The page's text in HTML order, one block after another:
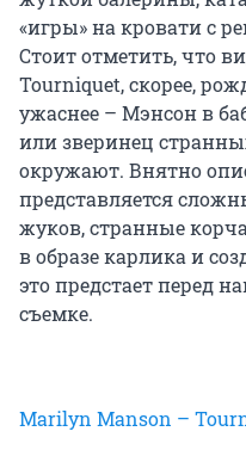
«игры» на кровати с
Стоит отметить, что
Tourniquet, скорее,
ужаснее – Мэнсон в
или зверинец
окружают. Внятно
представляется
жуков, странные
в образе карлика и
это предстает перед
съемке.
Marilyn Manson –